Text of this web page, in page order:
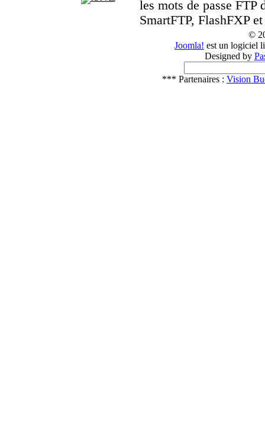
les mots de passe
SmartFTP, FlashFXP
©
Joomla! est un logiciel
Designed by
*** Partenaires : Vision